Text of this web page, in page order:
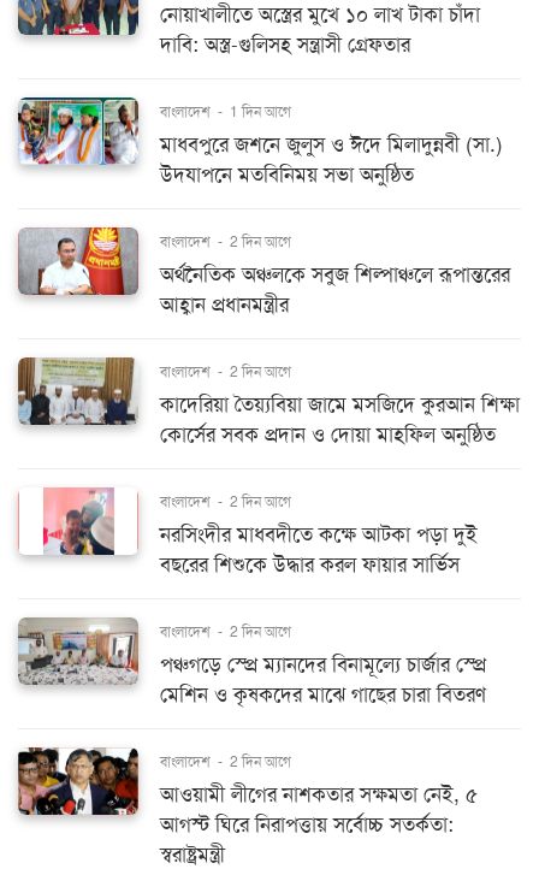
নোয়াখালীতে অস্ত্রের মুখে ১০ লাখ টাকা চাঁদা
দাবি: অস্ত্র-গুলিসহ সন্ত্রাসী গ্রেফতার
বাংলাদেশ - 1 দিন আগে
মাধবপুরে জশনে জুলুস ও ঈদে মিলাদুন্নবী (সা.)
উদযাপনে মতবিনিময় সভা অনুষ্ঠিত
বাংলাদেশ - 2 দিন আগে
অর্থনৈতিক অঞ্চলকে সবুজ শিল্পাঞ্চলে রূপান্তরের
আহ্বান প্রধানমন্ত্রীর
বাংলাদেশ - 2 দিন আগে
কাদেরিয়া তৈয়্যবিয়া জামে মসজিদে কুরআন শিক্ষা
কোর্সের সবক প্রদান ও দোয়া মাহফিল অনুষ্ঠিত
বাংলাদেশ - 2 দিন আগে
নরসিংদীর মাধবদীতে কক্ষে আটকা পড়া দুই
বছরের শিশুকে উদ্ধার করল ফায়ার সার্ভিস
বাংলাদেশ - 2 দিন আগে
পঞ্চগড়ে স্প্রে ম্যানদের বিনামূল্যে চার্জার স্প্রে
মেশিন ও কৃষকদের মাঝে গাছের চারা বিতরণ
বাংলাদেশ - 2 দিন আগে
আওয়ামী লীগের নাশকতার সক্ষমতা নেই, ৫
আগস্ট ঘিরে নিরাপত্তায় সর্বোচ্চ সতর্কতা:
স্বরাষ্ট্রমন্ত্রী